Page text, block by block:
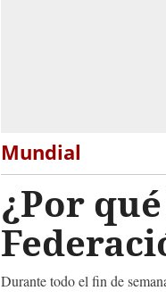
Mundial
¿Por
Durante todo el fin de